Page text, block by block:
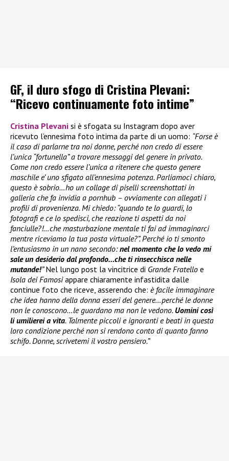
GF, il duro sfogo di Cristina Plevani:
“Ricevo continuamente foto intime”
Cristina Plevani si è sfogata su Instagram dopo aver
ricevuto l’ennesima foto intima da parte di un uomo: “Forse è
il caso di parlarne tra noi donne, perché non credo di essere
l’unica “fortunella” a trovare messaggi del genere in privato.
Come non credo essere l’unica a ritenere che questo genere
maschile e’ uno sfigato all’ennesima potenza. Parliamoci chiaro,
questo è sobrio…ho un collage di piselli screenshottati in
galleria che fa invidia a pornhub – ovviamente con allegati i
profili di provenienza. Mi chiedo: “quando te lo guardi, lo
fotografi e ce lo spedisci, che reazione ti aspetti da noi
fanciulle?!…che masturbazione mentale ti fai ad immaginarci
mentre riceviamo la tua posta virtuale?”. Perché io ti smonto
l’entusiasmo in un nano secondo:nel momento che lo vedo mi
sale un desiderio dal profondo…che ti rinsecchisca nelle
mutande!”Nel lungo post la vincitrice di Grande Fratello e
Isola dei Famosiappare chiaramente infastidita dalle
continue foto che riceve, asserendo che: è facile immaginare
che idea hanno della donna esseri del genere…perché le donne
non le conoscono…le guardano ma non le vedono. Uomini così
li umilierei a vita. Talmente piccoli e ignoranti e beati in questa
loro condizione perché non si rendono conto di quanto fanno
schifo. Donne, scrivetemi il vostro pensiero.”